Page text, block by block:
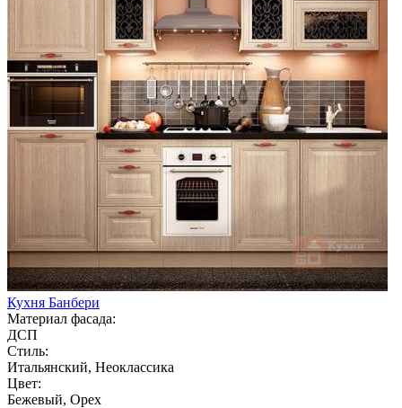
Кухня Банбери
Материал фасада:
ДСП
Стиль:
Итальянский, Неоклассика
Цвет:
Бежевый, Орех